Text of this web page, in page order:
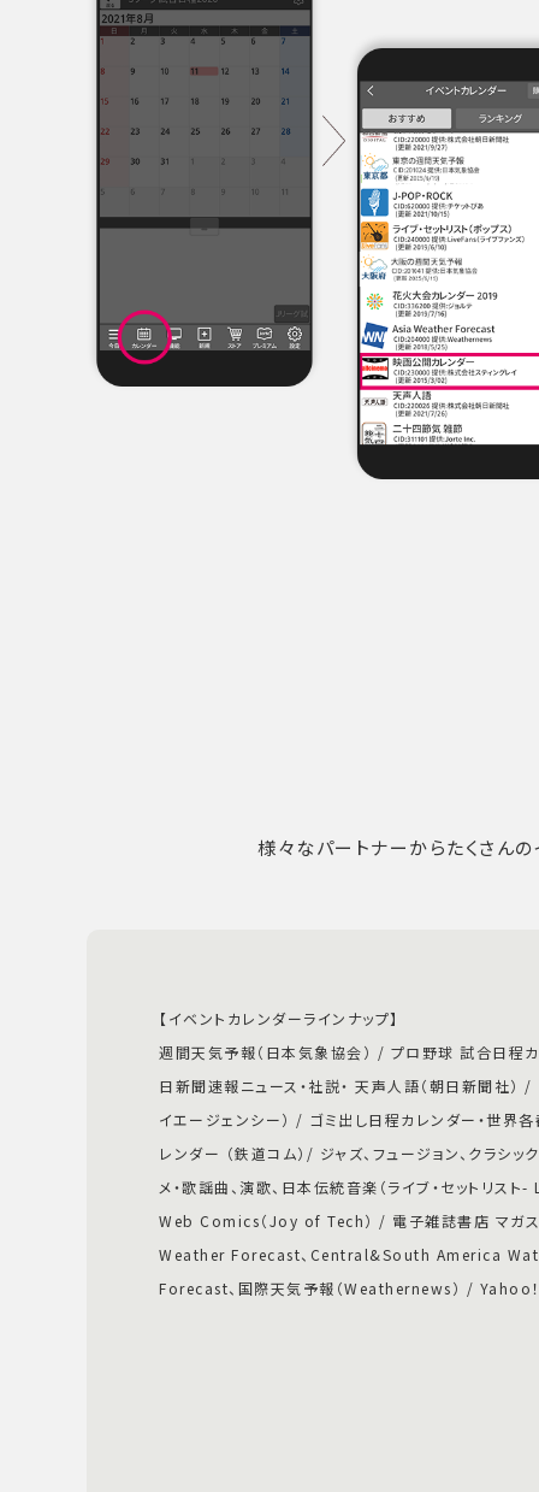
様々なパートナーからたくさん
【イベントカレンダーラインナップ】
週間天気予報（日本気象協会） / プロ野球 試合日程カ
日新聞速報ニュース・社説・ 天声人語（朝日新聞社）
イエージェンシー） / ゴミ出し日程カレンダー・世界
レンダー （鉄道コム）/ ジャズ、フュージョン、クラシッ
メ・歌謡曲、演歌、日本伝統音楽（ライブ・セットリ
Web Comics（Joy of Tech） / 電子雑誌書店 マガ
Weather Forecast、Central&South America
Forecast、国際天気予報（Weathernews） / Yahoo！